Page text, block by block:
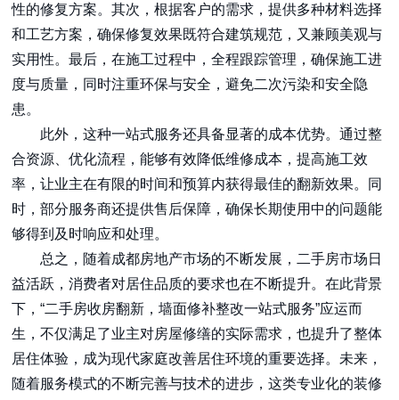
性的修复方案。其次，根据客户的需求，提供多种材料选择
和工艺方案，确保修复效果既符合建筑规范，又兼顾美观与
实用性。最后，在施工过程中，全程跟踪管理，确保施工进
度与质量，同时注重环保与安全，避免二次污染和安全隐
患。
此外，这种一站式服务还具备显著的成本优势。通过整
合资源、优化流程，能够有效降低维修成本，提高施工效
率，让业主在有限的时间和预算内获得最佳的翻新效果。同
时，部分服务商还提供售后保障，确保长期使用中的问题能
够得到及时响应和处理。
总之，随着成都房地产市场的不断发展，二手房市场日
益活跃，消费者对居住品质的要求也在不断提升。在此背景
下，“二手房收房翻新，墙面修补整改一站式服务”应运而
生，不仅满足了业主对房屋修缮的实际需求，也提升了整体
居住体验，成为现代家庭改善居住环境的重要选择。未来，
随着服务模式的不断完善与技术的进步，这类专业化的装修